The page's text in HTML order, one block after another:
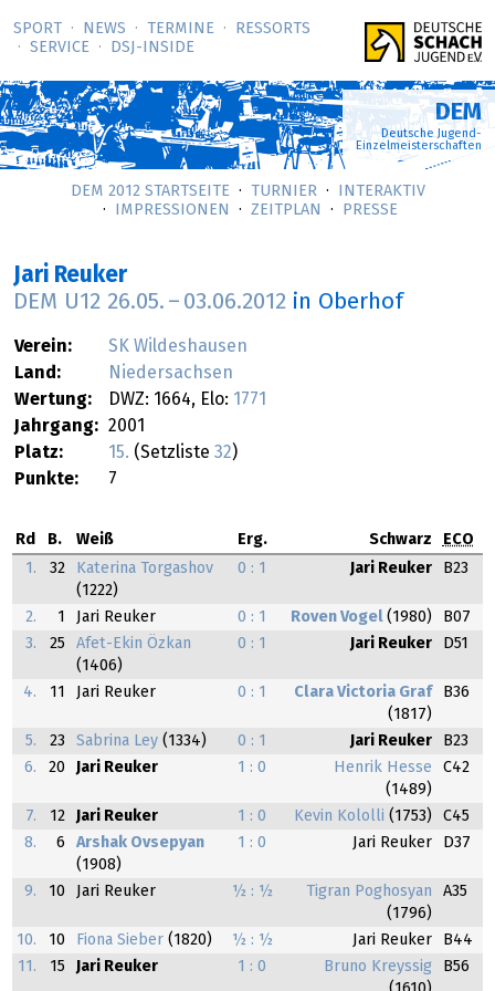
SPORT NEWS TERMINE
RESSORTS
SERVICE
DSJ-­INSIDE
DEM
Deutsche Jugend-
Einzelmeisterschaften
DEM 2012 STARTSEITE TURNIER
INTERAKTIV
IMPRESSIONEN
ZEITPLAN PRESSE
Jari Reuker
DEM U12 26.05. – 03.06.2012 in Oberhof
Verein:
SK Wildeshausen
Land:
Niedersachsen
Wertung:
DWZ: 1664, Elo: 1771
Jahrgang: 2001
Platz:
15. (Setzliste 32)
Punkte:
7
Rd B. Weiß Erg. Schwarz
ECO
1.
32
Katerina Torgashov
(1222)
0 : 1 Jari Reuker B23
2. 1 Jari Reuker 0 : 1 Roven Vogel (1980)
B07
3.
25
Afet-Ekin Özkan
(1406)
0 : 1 Jari Reuker D51
4. 11 Jari Reuker 0 : 1
Clara Victoria Graf
(1817)
B36
5. 23 Sabrina Ley (1334) 0 : 1 Jari Reuker
B23
6.
20 Jari Reuker 1 : 0
Henrik Hesse
(1489)
C42
7. 12 Jari Reuker 1 : 0 Kevin Kololli (1753)
C45
8.
6
Arshak Ovsepyan
(1908)
1 : 0 Jari Reuker D37
9. 10 Jari Reuker ½ : ½
Tigran Poghosyan
(1796)
A35
10. 10 Fiona Sieber (1820) ½ : ½ Jari Reuker
B44
11.
15 Jari Reuker 1 : 0
Bruno Kreyssig
B56